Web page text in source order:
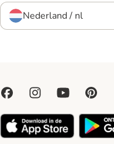
Nederland / nl